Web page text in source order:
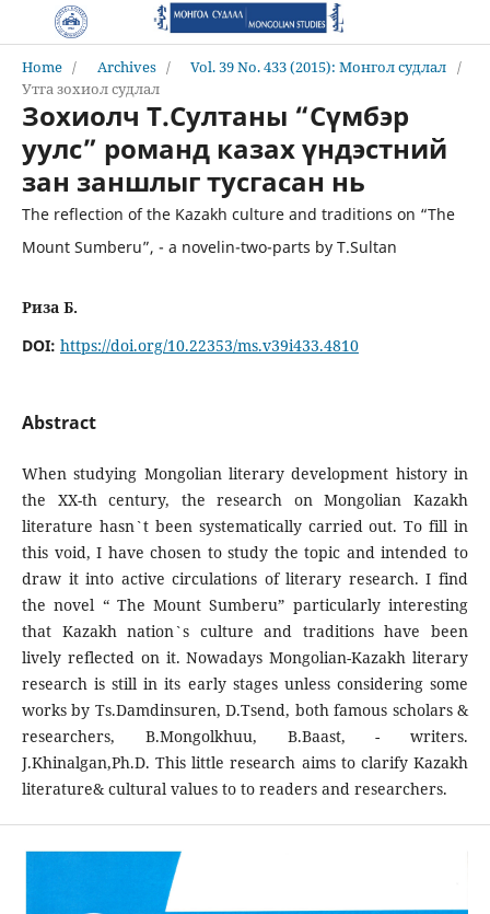
Home / Archives / Vol. 39 No. 433 (2015): Монгол судлал /
Утга зохиол судлал
Зохиолч Т.Султаны “Сүмбэр
уулс” романд казах үндэстний
зан заншлыг тусгасан нь
The reflection of the Kazakh culture and traditions on “The
Mount Sumberu”, - a novelin-two-parts by T.Sultan
Риза Б.
DOI: https://doi.org/10.22353/ms.v39i433.4810
Abstract
When studying Mongolian literary development history in
the XX-th century, the research on Mongolian Kazakh
literature hasn`t been systematically carried out. To fill in
this void, I have chosen to study the topic and intended to
draw it into active circulations of literary research. I find
the novel “ The Mount Sumberu” particularly interesting
that Kazakh nation`s culture and traditions have been
lively reflected on it. Nowadays Mongolian-Kazakh literary
research is still in its early stages unless considering some
works by Ts.Damdinsuren, D.Tsend, both famous scholars &
researchers, B.Mongolkhuu, B.Baast, - writers.
J.Khinalgan,Ph.D. This little research aims to clarify Kazakh
literature& cultural values to to readers and researchers.